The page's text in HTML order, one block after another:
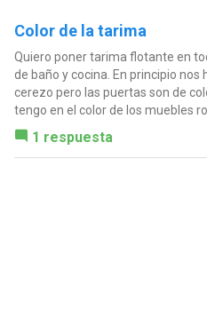
Color de la tarima
Quiero poner tarima flotante en
de baño y cocina. En principio
cerezo pero las puertas son de
tengo en el color de los muebles
1 respuesta